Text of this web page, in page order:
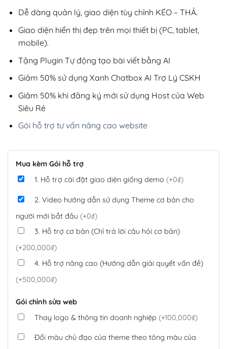
Dễ dàng quản lý, giao diện tùy chỉnh KÉO – THẢ.
Giao diện hiển thị đẹp trên mọi thiết bị (PC, tablet,
mobile).
Tặng Plugin Tự động tạo bài viết bằng AI
Giảm 50% sử dụng Xanh Chatbox AI Trợ Lý CSKH
Giảm 50% khi đăng ký mới sử dụng Host của Web
Siêu Rẻ
Gói hỗ trợ tư vấn nâng cao website
Mua kèm Gói hỗ trợ
1. Hỗ trợ cài đặt giao diện giống demo (+0₫)
2. Video hướng dẫn sử dụng Theme cơ bản cho
người mới bắt đầu (+0₫)
3. Hỗ trợ cơ bản (Chỉ trả lời câu hỏi cơ bản)
(+200,000₫)
4. Hỗ trợ nâng cao (Hướng dẫn giải quyết vấn đề)
(+500,000₫)
Gói chỉnh sửa web
Thay logo & thông tin doanh nghiệp (+100,000₫)
Đổi màu chủ đạo của theme theo tông màu của